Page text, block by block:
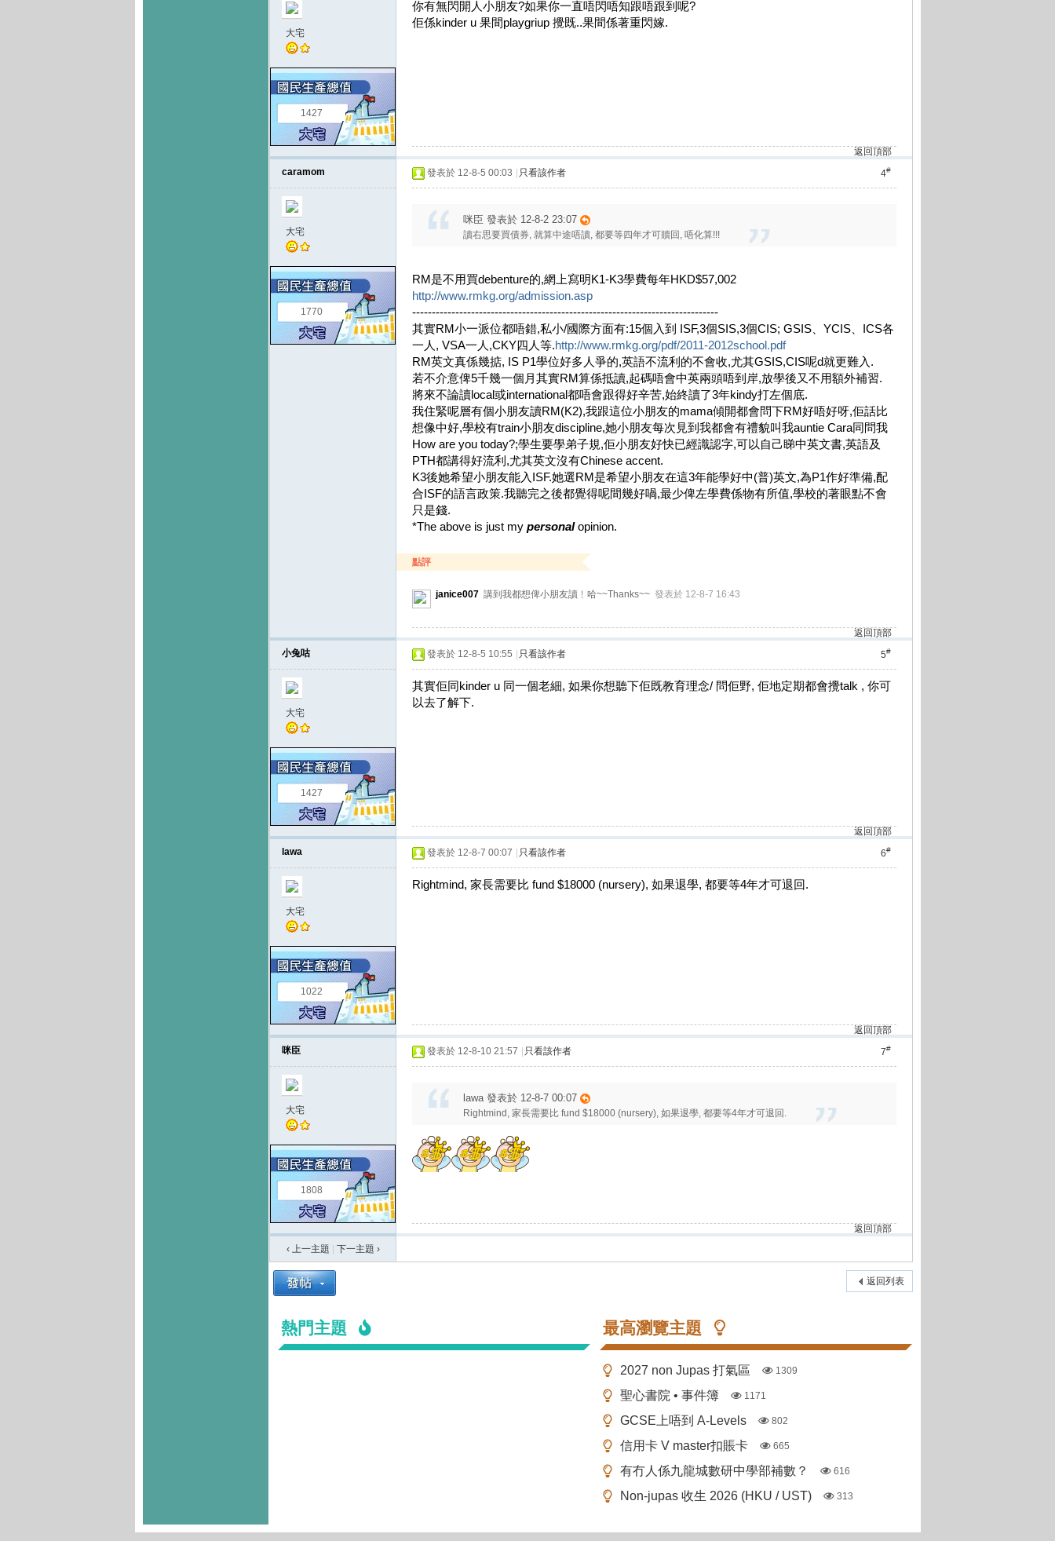
大宅
1427
你有無閃開人小朋友?如果你一直唔閃唔知跟唔跟到呢?
佢係kinder u 果間playgriup 攪既..果間係著重閃嫁.
返回頂部
caramom
大宅
1770
4#
發表於 12-8-5 00:03 只看該作者
咪臣 發表於 12-8-2 23:07
讀右思要買債券, 就算中途唔讀, 都要等四年才可贖回, 唔化算!!!
RM是不用買debenture的,網上寫明K1-K3學費每年HKD$57,002
http://www.rmkg.org/admission.asp
------------------------------------------------------------------------------
其實RM小一派位都唔錯,私小/國際方面有:15個入到 ISF,3個SIS,3個CIS; GSIS、YCIS、ICS各
一人, VSA一人,CKY四人等.http://www.rmkg.org/pdf/2011-2012school.pdf
RM英文真係幾掂, IS P1學位好多人爭的,英語不流利的不會收,尤其GSIS,CIS呢d就更難入.
若不介意俾5千幾一個月其實RM算係抵讀,起碼唔會中英兩頭唔到岸,放學後又不用額外補習.
將來不論讀local或international都唔會跟得好辛苦,始終讀了3年kindy打左個底.
我住緊呢層有個小朋友讀RM(K2),我跟這位小朋友的mama傾開都會問下RM好唔好呀,佢話比
想像中好,學校有train小朋友discipline,她小朋友每次見到我都會有禮貌叫我auntie Cara同問我
How are you today?;學生要學弟子規,佢小朋友好快已經識認字,可以自己睇中英文書,英語及
PTH都講得好流利,尤其英文沒有Chinese accent.
K3後她希望小朋友能入ISF.她選RM是希望小朋友在這3年能學好中(普)英文,為P1作好準備,配
合ISF的語言政策.我聽完之後都覺得呢間幾好喎,最少俾左學費係物有所值,學校的著眼點不會
只是錢.
*The above is just my personalopinion.
點評
janice007 講到我都想俾小朋友讀﹗哈~~Thanks~~ 發表於 12-8-7 16:43
返回頂部
小兔咕
大宅
1427
5#
發表於 12-8-5 10:55 只看該作者
其實佢同kinder u 同一個老細, 如果你想聽下佢既教育理念/ 問佢野, 佢地定期都會攪talk , 你可
以去了解下.
返回頂部
lawa
大宅
1022
6#
發表於 12-8-7 00:07 只看該作者
Rightmind, 家長需要比 fund $18000 (nursery), 如果退學, 都要等4年才可退回.
返回頂部
咪臣
大宅
1808
7#
發表於 12-8-10 21:57 只看該作者
lawa 發表於 12-8-7 00:07
Rightmind, 家長需要比 fund $18000 (nursery), 如果退學, 都要等4年才可退回.
返回頂部
‹ 上一主題
下一主題 ›
返回列表
熱門主題 最高瀏覽主題
2027 non Jupas 打氣區 1309
聖心書院 • 事件簿 1171
GCSE上唔到 A-Levels 802
信用卡 V master扣賬卡 665
有冇人係九龍城數研中學部補數？ 616
Non-jupas 收生 2026 (HKU / UST) 313